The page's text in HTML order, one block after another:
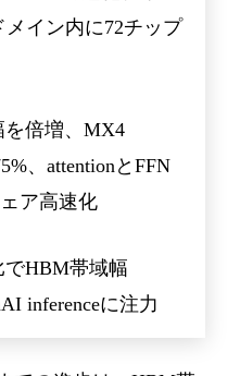
メイン内に72チップ
倍増、MX4
、attentionとFFN
ア高速化
でHBM帯域幅
inferenceに注力